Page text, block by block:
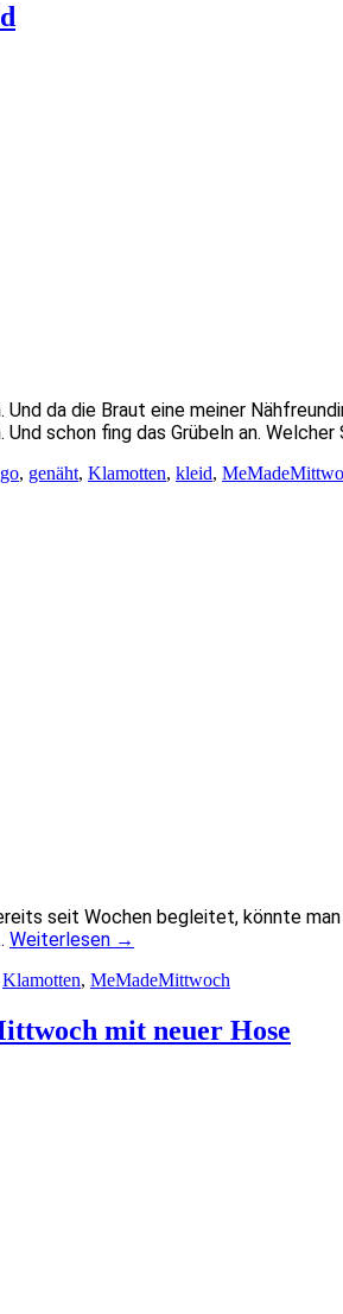
Und da die Braut eine meiner
schon fing das Grübeln an.
, genäht, Klamotten, kleid,
seit Wochen begleitet, könnte
Weiterlesen →
Klamotten, MeMadeMittwoch
mit neuer Hose